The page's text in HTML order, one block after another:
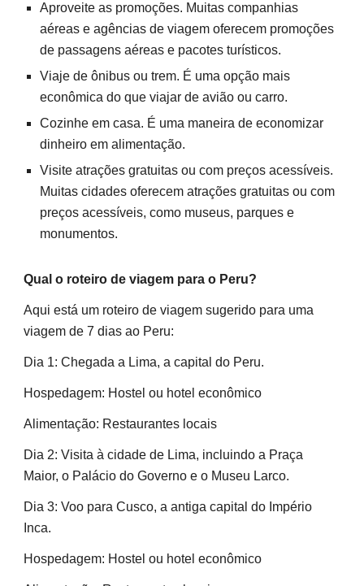
Aproveite as promoções. Muitas companhias
aéreas e agências de viagem oferecem promoções
de passagens aéreas e pacotes turísticos.
Viaje de ônibus ou trem. É uma opção mais
econômica do que viajar de avião ou carro.
Cozinhe em casa. É uma maneira de economizar
dinheiro em alimentação.
Visite atrações gratuitas ou com preços acessíveis.
Muitas cidades oferecem atrações gratuitas ou com
preços acessíveis, como museus, parques e
monumentos.
Qual o roteiro de viagem para o Peru?
Aqui está um roteiro de viagem sugerido para uma
viagem de 7 dias ao Peru:
Dia 1: Chegada a Lima, a capital do Peru.
Hospedagem: Hostel ou hotel econômico
Alimentação: Restaurantes locais
Dia 2: Visita à cidade de Lima, incluindo a Praça
Maior, o Palácio do Governo e o Museu Larco.
Dia 3: Voo para Cusco, a antiga capital do Império
Inca.
Hospedagem: Hostel ou hotel econômico